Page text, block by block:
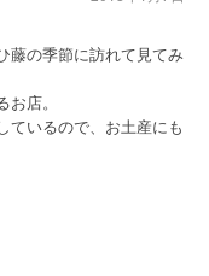
藤の季節に訪れて見てみ
店。
ているので、お土産にも